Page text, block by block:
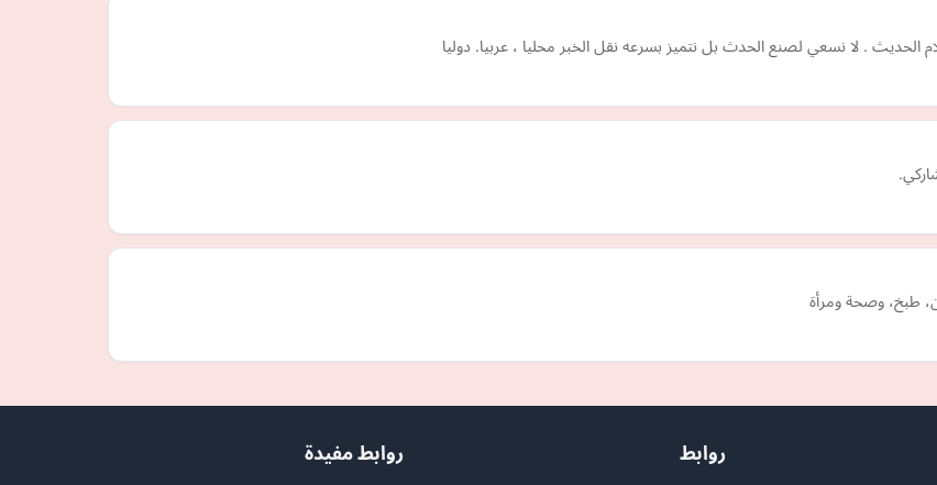
الحديث . لا نسعي لصنع الحدث بل نتميز بسرعه نقل الخبر محليا ، عربيا. دوليا
طبخ، وصحة ومرأة
روابط روابط مفيدة